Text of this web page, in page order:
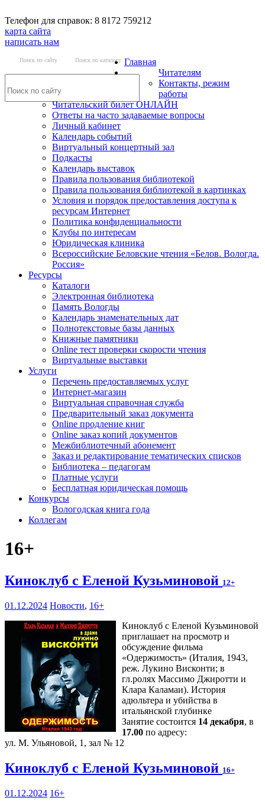
Телефон для справок: 8 8172 759212
карта сайта
написать нам
Поиск по сайту Поиск по каталогу Главная
Читателям
Контакты, режим
работы
Читательский билет ОНЛАЙН
Ответы на часто задаваемые вопросы
Личный кабинет
Календарь событий
Виртуальный концертный зал
Подкасты
Календарь выставок
Правила пользования библиотекой
Правила пользования библиотекой в картинках
Условия и порядок предоставления доступа к
ресурсам Интернет
Политика конфиденциальности
Клубы по интересам
Юридическая клиника
Всероссийские Беловские чтения «Белов. Вологда.
Россия»
Ресурсы
Каталоги
Электронная библиотека
Память Вологды
Календарь знаменательных дат
Полнотекстовые базы данных
Книжные памятники
Online тест проверки скорости чтения
Виртуальные выставки
Услуги
Перечень предоставляемых услуг
Интернет-магазин
Виртуальная справочная служба
Предварительный заказ документа
Online продление книг
Online заказ копий документов
Межбиблиотечный абонемент
Заказ и редактирование тематических списков
Библиотека – педагогам
Платные услуги
Бесплатная юридическая помощь
Конкурсы
Вологодская книга года
Коллегам
16+
Киноклуб с Еленой Кузьминовой 12+
01.12.2024 Новости, 16+
Киноклуб с Еленой Кузьминовой
приглашает на просмотр и
обсуждение фильма
«Одержимость» (Италия, 1943,
реж. Лукино Висконти; в
гл.ролях Массимо Джиротти и
Клара Каламаи). История
адюльтера и убийства в
итальянской глубинке
Занятие состоится 14 декабря, в
17.00 по адресу:
ул. М. Ульяновой, 1, зал № 12
Киноклуб с Еленой Кузьминовой 16+
01.12.2024 16+